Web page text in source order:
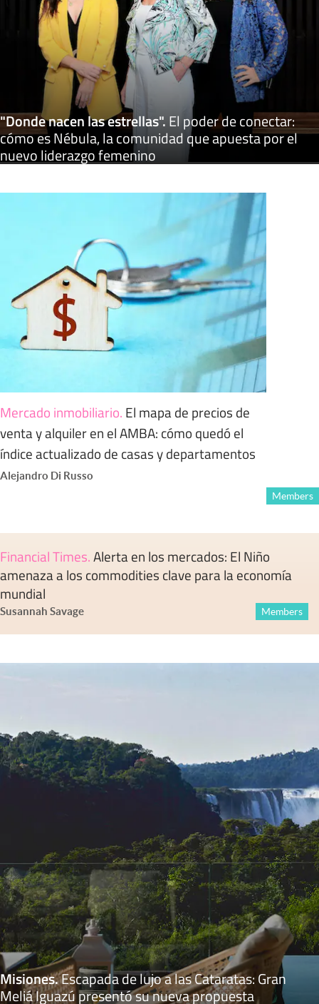
"Donde nacen las estrellas".El poder de conectar:
cómo es Nébula, la comunidad que apuesta por el
nuevo liderazgo femenino
Mercado inmobiliario. El mapa de precios de
venta y alquiler en el AMBA: cómo quedó el
índice actualizado de casas y departamentos
Alejandro Di Russo
Members
Financial Times.Alerta en los mercados: El Niño
amenaza a los commodities clave para la economía
mundial
Susannah Savage Members
Misiones.Escapada de lujo a las Cataratas: Gran
Meliá Iguazú presentó su nueva propuesta